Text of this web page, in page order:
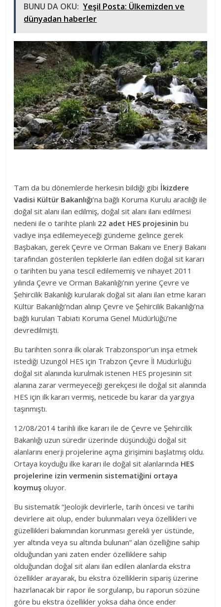
BUNU DA OKU: Yeşil Posta: Ülkemizden ve
dünyadan haberler
Tam da bu dönemlerde herkesin bildiği gibi İkizdere
Vadisi Kültür Bakanlığı’na bağlı Koruma Kurulu aracılığı ile
doğal sit alanı ilan edilmiş, doğal sit alanı ilanı edilmesi
nedeni ile o tarihte planlı 22 adet HES projesinin bu
vadiye inşa edilemeyeceği gündeme gelince gerek
Başbakan, gerek Çevre ve Orman Bakanı ve Enerji Bakanı
tarafından gösterilen tepkilerle ilan edilen doğal sit kararı
o tarihten bu yana tescil edilememiş ve nihayet 2011
yılında Çevre ve Orman Bakanlığı’nın yerine Çevre ve
Şehircilik Bakanlığı kurularak doğal sit alanı ilan etme kararı
Kültür Bakanlığı’ndan alınıp Çevre ve Şehircilik Bakanlığı’na
bağlı kurulan Tabiatı Koruma Genel Müdürlüğü’ne
devredilmişti.
Bu tarihten sonra ilk olarak Trabzonspor’un inşa etmek
istediği Uzungöl HES için Trabzon Çevre İl Müdürlüğü
doğal sit alanında kurulmak istenen HES projesinin sit
alanına zarar vermeyeceği gerekçesi ile doğal sit alanında
HES için ilk kararı vermiş, neticede bu karar da yargıya
taşınmıştı.
12/08/2014 tarihli ilke kararı ile de Çevre ve Şehircilik
Bakanlığı uzun süredir üzerinde düşündüğü doğal sit
alanlarını enerji projelerine açma girişimini başlatmış oldu.
Ortaya koyduğu ilke kararı ile doğal sit alanlarında HES
projelerine izin vermenin sistematiğini ortaya
koymuş oluyor.
Bu sistematik “Jeolojik devirlerle, tarih öncesi ve tarihi
devirlere ait olup, ender bulunmaları veya özellikleri ve
güzellikleri bakımından korunması gerekli yer üstünde,
yer altında veya su altında bulunan” alan özelliğine sahip
olduğundan yani zaten ender özelliklere sahip
olduğundan doğal sit alanı ilan edilen alanlarda ekstra
özellikler arayarak, bu ekstra özelliklerin sipariş üzerine
hazırlanacak bir rapor ile sorgulanıp, bu raporun sözüne
göre bu ekstra özellikler yoksa daha önce ender